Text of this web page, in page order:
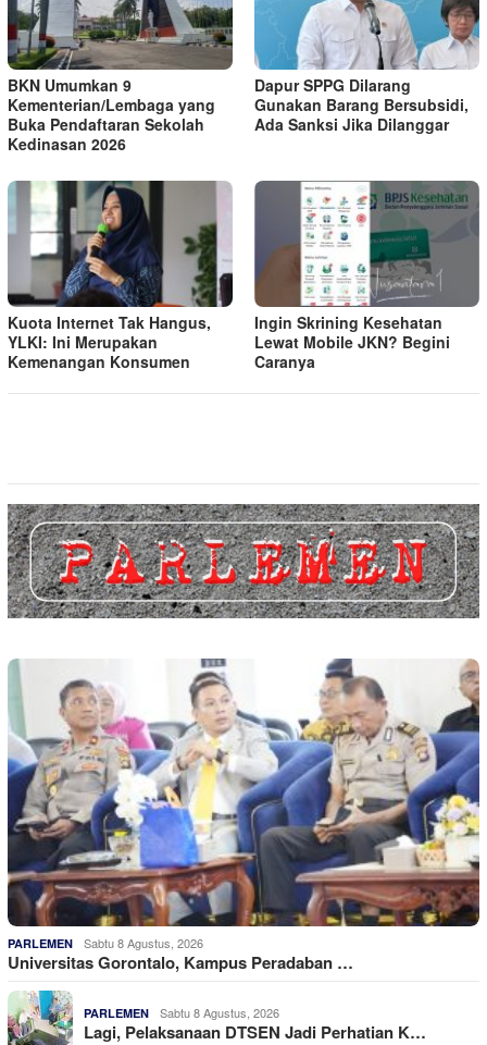
BKN Umumkan 9
Kementerian/Lembaga yang
Buka Pendaftaran Sekolah
Kedinasan 2026
Dapur SPPG Dilarang
Gunakan Barang Bersubsidi,
Ada Sanksi Jika Dilanggar
Kuota Internet Tak Hangus,
YLKI: Ini Merupakan
Kemenangan Konsumen
Ingin Skrining Kesehatan
Lewat Mobile JKN? Begini
Caranya
PARLEMEN Sabtu 8 Agustus, 2026
Universitas Gorontalo, Kampus Peradaban …
PARLEMEN Sabtu 8 Agustus, 2026
Lagi, Pelaksanaan DTSEN Jadi Perhatian K…